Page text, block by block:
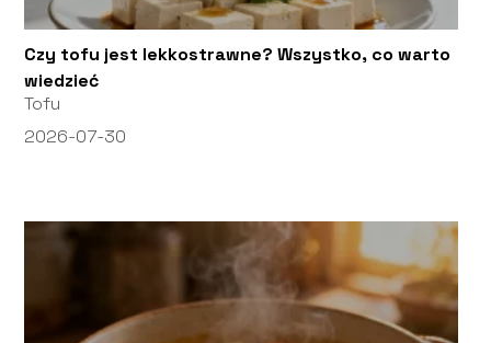
Czy tofu jest lekkostrawne? Wszystko, co warto
wiedzieć
Tofu
2026-07-30